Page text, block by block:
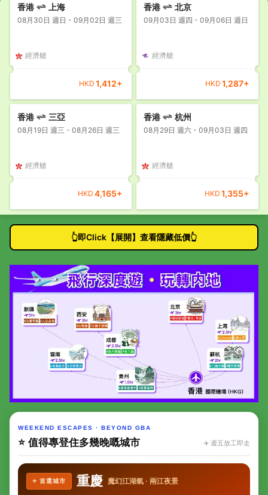
香港 上海
08月30日 週日 - 09月02日 週三
經濟艙
HKD 1,412+
香港 北京
09月03日 週四 - 09月06日 週日
經濟艙
HKD 1,287+
香港 三亞
08月19日 週三 - 08月26日 週三
經濟艙
HKD 4,165+
香港 杭州
08月29日 週六 - 09月03日 週四
經濟艙
HKD 1,355+
👆即Click【展開】查看隱藏低價👆
WEEKEND ESCAPES · BEYOND GBA
⭐ 值得專登住多幾晚嘅城市 ✈️ 週五放工即走
⭐ 首選城市 重慶 魔幻江湖氣 · 兩江夜景